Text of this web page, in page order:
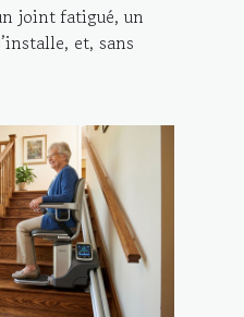
joint fatigué, un
et, sans